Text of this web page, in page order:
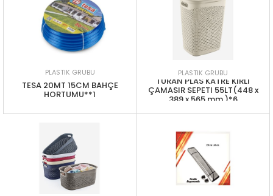
PLASTIK GRUBU
TESA 20MT 15CM BAHÇE
HORTUMU**1
PLASTIK GRUBU
TURAN PLAS KATRE KIRLI
ÇAMASIR SEPETI 55LT(448 x
389 x 565 mm )*6